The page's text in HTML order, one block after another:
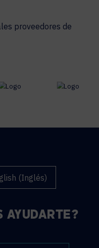
proveedores de
(Inglés)
AYUDARTE?